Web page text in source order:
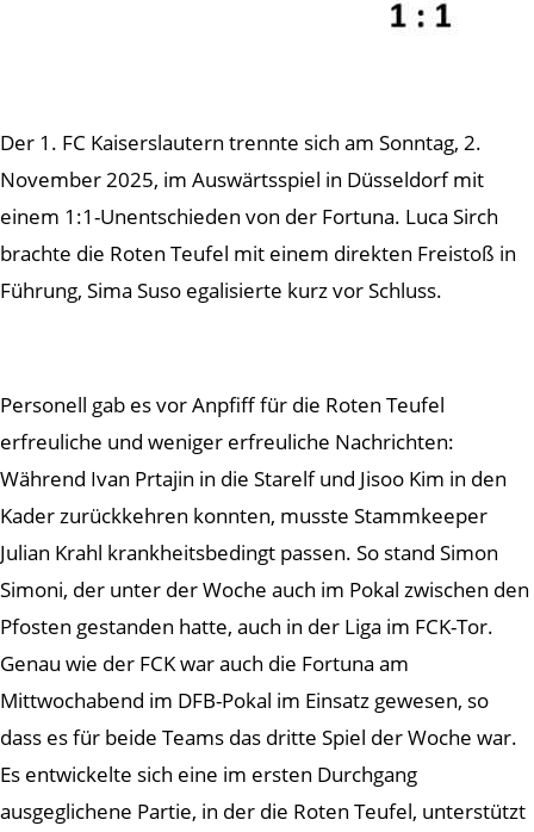
Der 1. FC Kaiserslautern trennte sich am Sonntag, 2.
November 2025, im Auswärtsspiel in Düsseldorf mit
einem 1:1-Unentschieden von der Fortuna. Luca Sirch
brachte die Roten Teufel mit einem direkten Freistoß in
Führung, Sima Suso egalisierte kurz vor Schluss.
Personell gab es vor Anpfiff für die Roten Teufel
erfreuliche und weniger erfreuliche Nachrichten:
Während Ivan Prtajin in die Starelf und Jisoo Kim in den
Kader zurückkehren konnten, musste Stammkeeper
Julian Krahl krankheitsbedingt passen. So stand Simon
Simoni, der unter der Woche auch im Pokal zwischen den
Pfosten gestanden hatte, auch in der Liga im FCK-Tor.
Genau wie der FCK war auch die Fortuna am
Mittwochabend im DFB-Pokal im Einsatz gewesen, so
dass es für beide Teams das dritte Spiel der Woche war.
Es entwickelte sich eine im ersten Durchgang
ausgeglichene Partie, in der die Roten Teufel, unterstützt